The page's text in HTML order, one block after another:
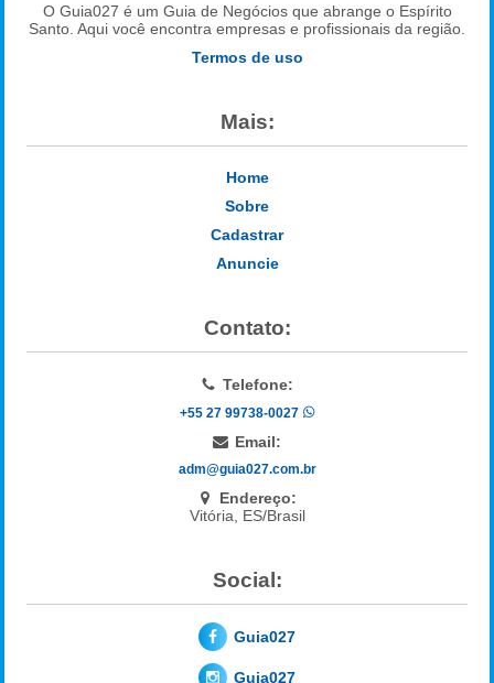
O Guia027 é um Guia de Negócios que abrange o Espírito
Santo. Aqui você encontra empresas e profissionais da região.
Termos de uso
Mais:
Home
Sobre
Cadastrar
Anuncie
Contato:
Telefone:
+55 27 99738-0027
Email:
adm@guia027.com.br
Endereço:
Vitória, ES/Brasil
Social:
Guia027
Guia027